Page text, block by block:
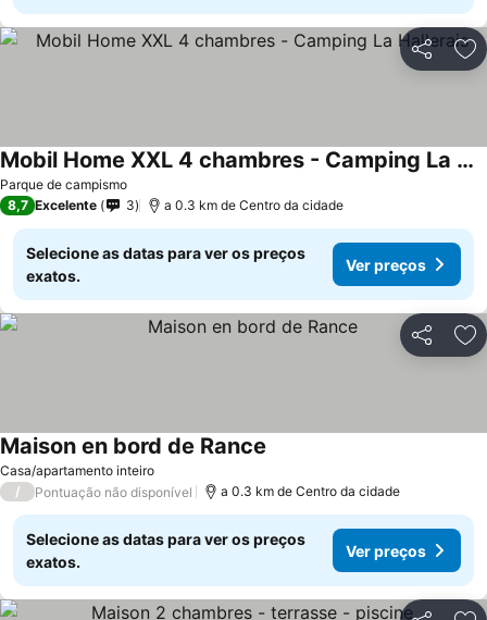
Partilhar
Parque de campismo
Mobil Home XXL 4 chambres - Camping La Hallerais
Ver preços
8,7 Excelente 3 a 0.3 km de Centro da cidade
Selecione as datas para ver os preços
exatos.
Ver preços
Partilhar
Casa/apartamento inteiro
Maison en bord de Rance
/ Pontuação não disponível a 0.3 km de Centro da cidade
Selecione as datas para ver os preços
exatos.
Ver preços